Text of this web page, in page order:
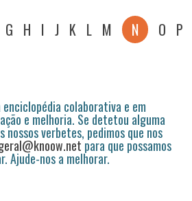
G H I J K L M N O P
enciclopédia colaborativa e em
e melhoria. Se detetou alguma
nossos verbetes, pedimos que nos
para que possamos
Ajude-nos a melhorar.